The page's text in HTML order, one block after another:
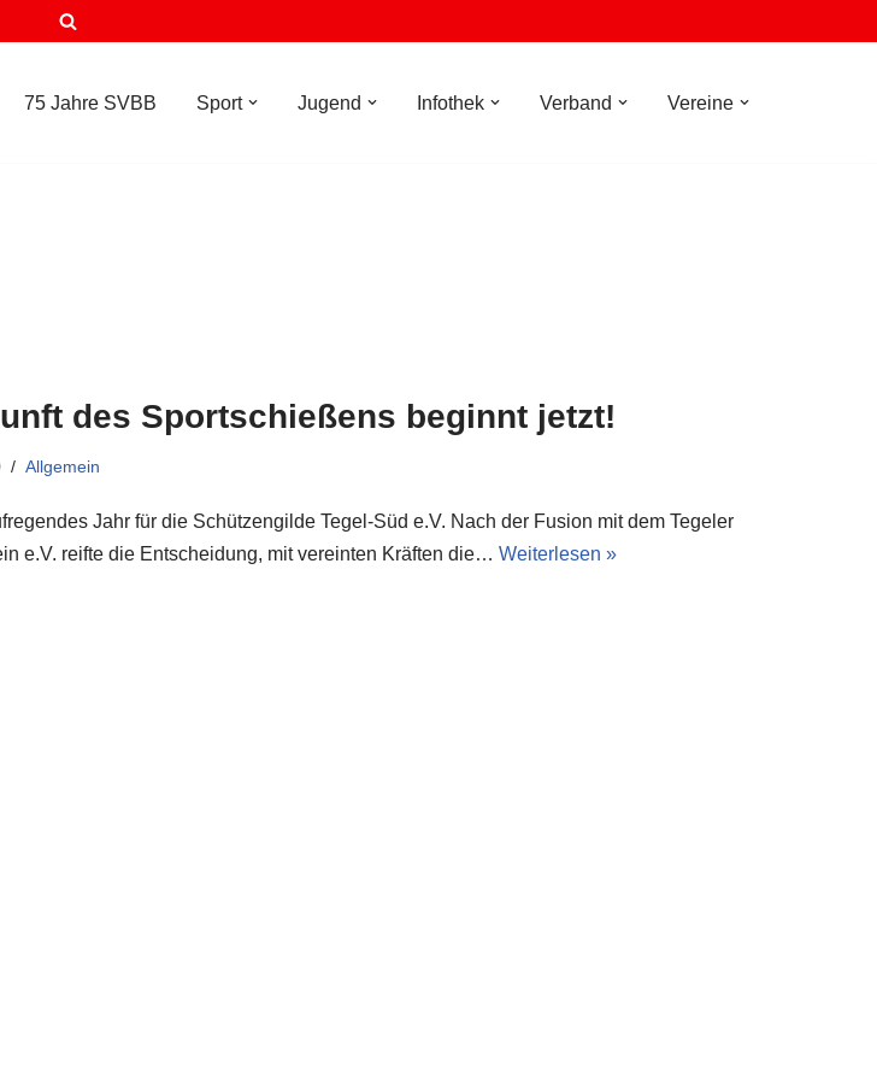
75 Jahre SVBB Sport Jugend Infothek Verband Vereine
des Sportschießens beginnt jetzt!
Allgemein
Jahr für die Schützengilde Tegel-Süd e.V. Nach der Fusion mit dem Tegeler
e.V. reifte die Entscheidung, mit vereinten Kräften die… Weiterlesen »